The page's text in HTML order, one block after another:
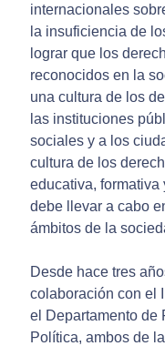
internacionales
la insuficiencia de
lograr que los
reconocidos en la
una cultura de los
las instituciones
sociales y a los
cultura de los
educativa, formativa
debe llevar a cabo
ámbitos de la
Desde hace tres
colaboración con el
el Departamento de
Política, ambos de